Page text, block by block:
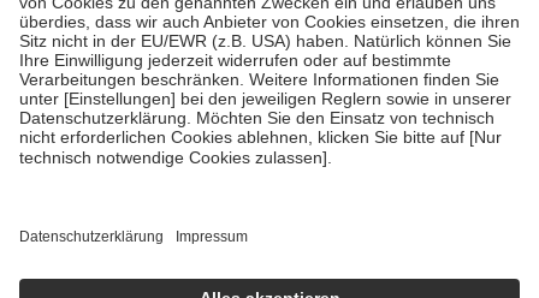
• Kindern und Jugendlichen bis zum vollendeten 18. Lebensjahr
mit Ausnahme der Fahrkosten
• Untersuchungen zur Vorsorge und Früherkennung, die von der
GKV getragen werden
• empfohlenen Schutzimpfungen
• Harn- und Blutteststreifen
getroffen, um sicherzustellen, dass es sich um echte Bewertungen
https://help.etrusted.com/hc/de/articles/4419944605341